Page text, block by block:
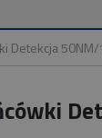
Detekcja